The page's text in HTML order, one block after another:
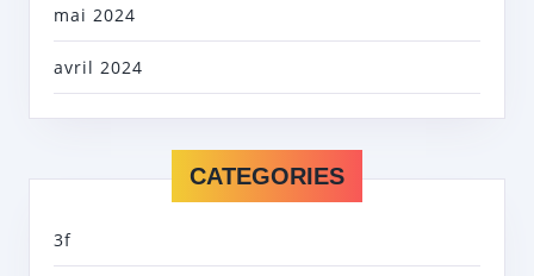
mai 2024
avril 2024
CATEGORIES
3f